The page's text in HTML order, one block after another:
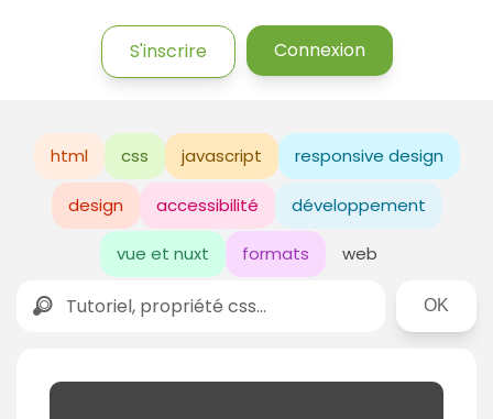
S'inscrire Connexion
html css javascript responsive design
design accessibilité développement
vue et nuxt formats web
Rechercher